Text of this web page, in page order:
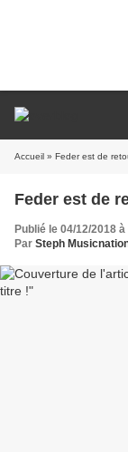
Accueil » Feder est de
Feder est de
Publié le 04/12/2018
Par Steph